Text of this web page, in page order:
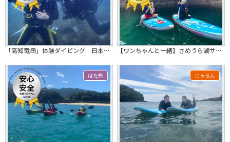
「高知竜串」体験ダイビング 日本最大のシコロサンゴや色とりどりの魚に出会える！ 【ワンちゃんと一緒】さめうら湖サップ体験
はた旅 じゃらん